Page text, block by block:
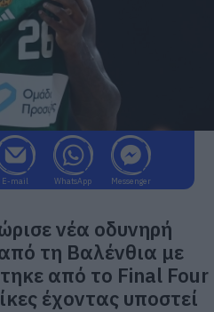
E-mail WhatsApp Messenger
νέα οδυνηρή
τη Βαλένθια με
από το Final Four
έχοντας υποστεί